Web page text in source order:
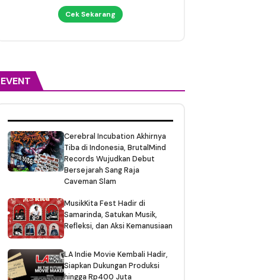
Cek Sekarang
EVENT
Cerebral Incubation Akhirnya
Tiba di Indonesia, BrutalMind
Records Wujudkan Debut
Bersejarah Sang Raja
Caveman Slam
MusikKita Fest Hadir di
Samarinda, Satukan Musik,
Refleksi, dan Aksi Kemanusiaan
LA Indie Movie Kembali Hadir,
Siapkan Dukungan Produksi
hingga Rp400 Juta